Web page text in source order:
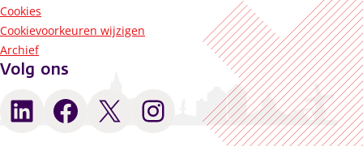
Cookies
Cookievoorkeuren wijzigen
Archief
Volg ons
LinkedIn Facebook X Instagram